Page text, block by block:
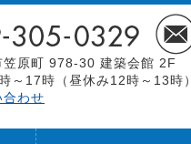
笠原町 978-30 建築会館 2F
～17時（昼休み12時～13時）
合わせ